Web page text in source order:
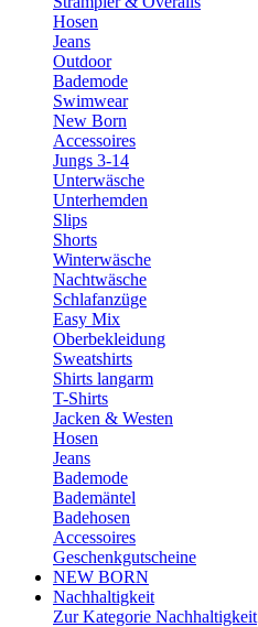
Hosen
Jeans
Outdoor
Bademode
Swimwear
New Born
Accessoires
Jungs 3-14
Unterwäsche
Unterhemden
Slips
Shorts
Winterwäsche
Nachtwäsche
Schlafanzüge
Easy Mix
Oberbekleidung
Sweatshirts
Shirts langarm
T-Shirts
Jacken & Westen
Hosen
Jeans
Bademode
Bademäntel
Badehosen
Accessoires
Geschenkgutscheine
NEW BORN
Nachhaltigkeit
Zur Kategorie Nachhaltigkeit